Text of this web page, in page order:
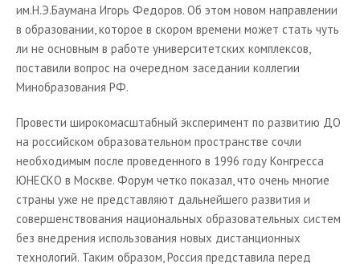
им.Н.Э.Баумана Игорь Федоров. Об этом новом направлении
в образовании, которое в скором времени может стать чуть
ли не основным в работе университетских комплексов,
поставили вопрос на очередном заседании коллегии
Минобразования РФ.
Провести широкомасштабный эксперимент по развитию ДО
на российском образовательном пространстве сочли
необходимым после проведенного в 1996 году Конгресса
ЮНЕСКО в Москве. Форум четко показал, что очень многие
страны уже не представляют дальнейшего развития и
совершенствования национальных образовательных систем
без внедрения использования новых дистанционных
технологий. Таким образом, Россия представила перед